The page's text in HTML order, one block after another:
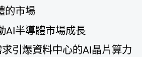
的市場
AI半導體市場成長
引爆資料中心的AI晶片算力